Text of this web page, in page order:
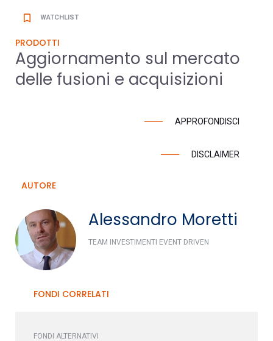
bookmark_border WATCHLIST
PRODOTTI
Aggiornamento sul mercato
delle fusioni e acquisizioni
APPROFONDISCI
DISCLAIMER
AUTORE
Alessandro Moretti
TEAM INVESTIMENTI EVENT DRIVEN
FONDI CORRELATI
FONDI ALTERNATIVI